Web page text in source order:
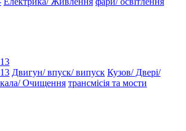
Двигун/ впуск/ випуск Кузов/ Двері/
Очищення трансмісія та мости